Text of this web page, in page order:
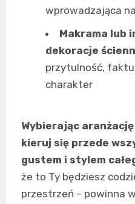
wprowadzająca
Makrama lub
dekoracje
przytulność,
charakter
Wybierając
kieruj się przede
gustem i stylem
że to Ty będziesz
przestrzeń – powinna